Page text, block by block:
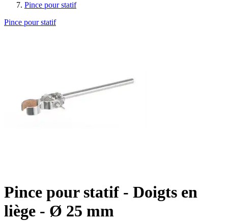
Pince pour statif
Pince pour statif
Pince pour statif - Doigts en
liège - Ø 25 mm